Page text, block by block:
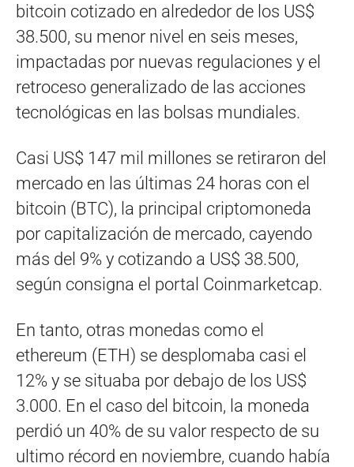
bitcoin cotizado en alrededor de los US$
38.500, su menor nivel en seis meses,
impactadas por nuevas regulaciones y el
retroceso generalizado de las acciones
tecnológicas en las bolsas mundiales.
Casi US$ 147 mil millones se retiraron del
mercado en las últimas 24 horas con el
bitcoin (BTC), la principal criptomoneda
por capitalización de mercado, cayendo
más del 9% y cotizando a US$ 38.500,
según consigna el portal Coinmarketcap.
En tanto, otras monedas como el
ethereum (ETH) se desplomaba casi el
12% y se situaba por debajo de los US$
3.000. En el caso del bitcoin, la moneda
perdió un 40% de su valor respecto de su
ultimo récord en noviembre, cuando había